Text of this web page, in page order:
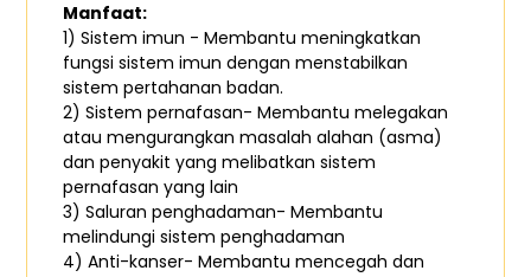
Manfaat:
1) Sistem imun - Membantu meningkatkan
fungsi sistem imun dengan menstabilkan
sistem pertahanan badan.
2) Sistem pernafasan- Membantu melegakan
atau mengurangkan masalah alahan (asma)
dan penyakit yang melibatkan sistem
pernafasan yang lain
3) Saluran penghadaman- Membantu
melindungi sistem penghadaman
4) Anti-kanser- Membantu mencegah dan